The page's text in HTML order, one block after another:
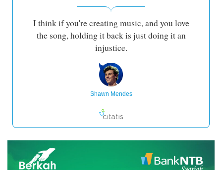
I think if you're creating music, and you love
the song, holding it back is just doing it an
injustice.
Shawn Mendes